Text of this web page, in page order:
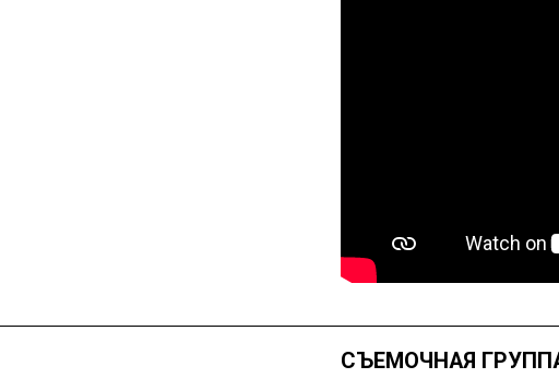
СЪЕМОЧНАЯ